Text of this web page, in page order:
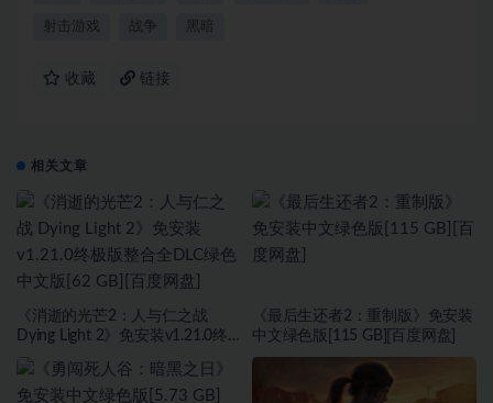
射击游戏 战争 黑暗
收藏 链接
相关文章
《消逝的光芒2：人与仁之战
Dying Light 2》免安装v1.21.0终
GB][百度网盘]
《最后生还者2：重制版》免安装
中文绿色版[115 GB][百度网盘]